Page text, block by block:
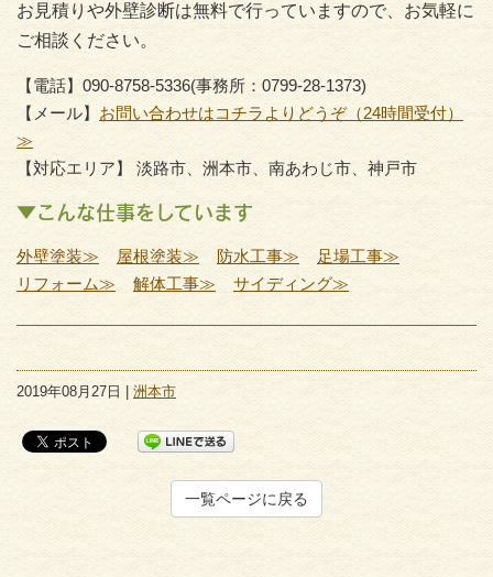
お見積りや外壁診断は無料で行っていますので、お気軽に
ご相談ください。
【電話】090-8758-5336(事務所：0799-28-1373)
【メール】 お問い合わせはコチラよりどうぞ（24時間受付）
≫
【対応エリア】 淡路市、洲本市、南あわじ市、神戸市
▼こんな仕事をしています
外壁塗装≫ 屋根塗装≫ 防水工事≫
足場工事≫
リフォーム≫
解体工事≫ サイディング≫
2019年08月27日 | 洲本市
一覧ページに戻る